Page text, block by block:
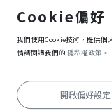
前
隱私權保護政策
資訊安全政策
Copyright © 2025
Cookie偏好
我們使用Cookie技術，提供個
情請閱讀我們的 隱私權政策。
開啟偏好設定